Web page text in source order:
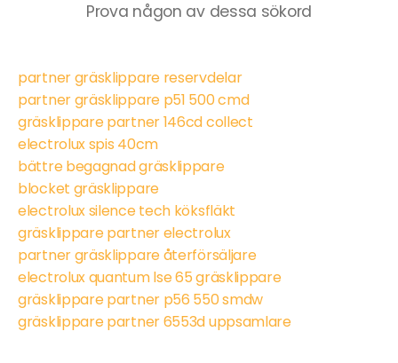
Prova någon av dessa sökord
partner gräsklippare reservdelar
partner gräsklippare p51 500 cmd
gräsklippare partner 146cd collect
electrolux spis 40cm
bättre begagnad gräsklippare
blocket gräsklippare
electrolux silence tech köksfläkt
gräsklippare partner electrolux
partner gräsklippare återförsäljare
electrolux quantum lse 65 gräsklippare
gräsklippare partner p56 550 smdw
gräsklippare partner 6553d uppsamlare